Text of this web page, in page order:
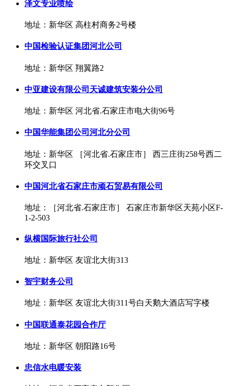
泽文专业喷绘
地址：新华区 高柱村商务2号楼
中国检验认证集团河北公司
地址：新华区 翔翼路2
中亚建设有限公司天诚建筑安装分公司
地址：新华区 河北省.石家庄市电大街96号
中国华能集团公司河北分公司
地址：新华区 ［河北省.石家庄市］ 西三庄街258号西二
环交叉口
中国河北省石家庄市顽石贸易有限公司
地址：［河北省.石家庄市］ 石家庄市新华区天苑小区F-
1-2-503
纵横国际旅行社公司
地址：新华区 友谊北大街313
智宇财务公司
地址：新华区 友谊北大街311号白天鹅大酒店写字楼
中国联通泰花园合作厅
地址：新华区 朝阳路16号
忠信水电暖安装